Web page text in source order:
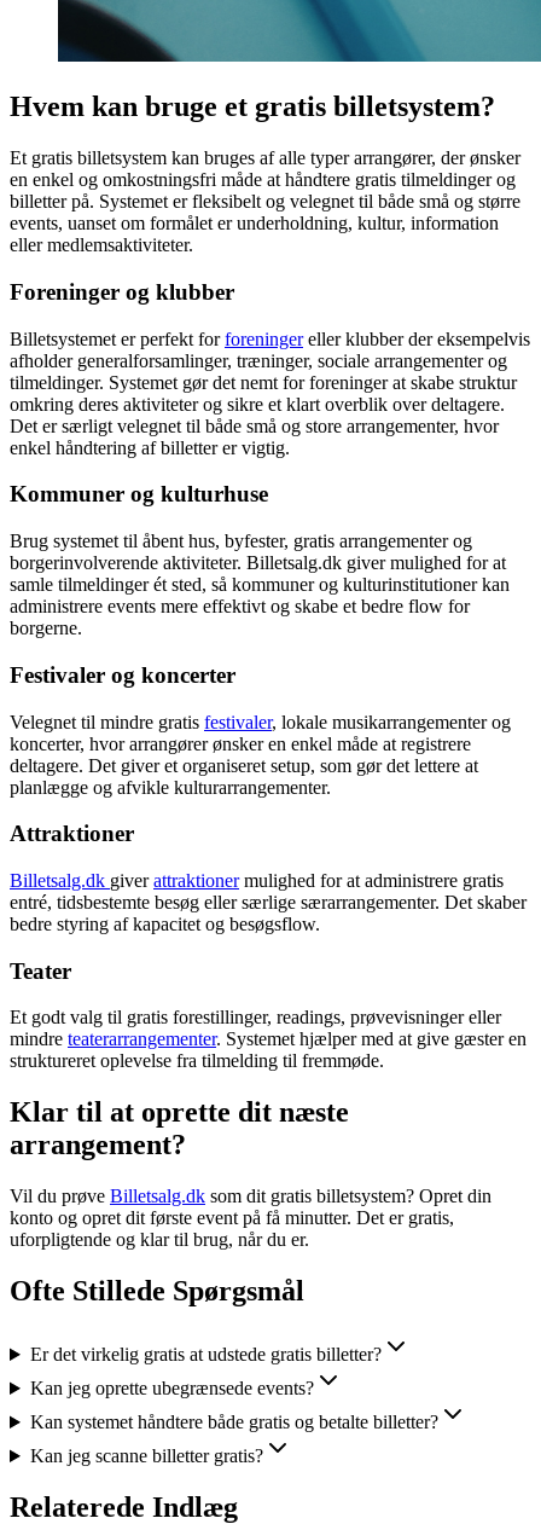
Hvem kan bruge et gratis billetsystem?
Et gratis billetsystem kan bruges af alle typer arrangører, der ønsker
en enkel og omkostningsfri måde at håndtere gratis tilmeldinger og
billetter på. Systemet er fleksibelt og velegnet til både små og større
events, uanset om formålet er underholdning, kultur, information
eller medlemsaktiviteter.
Foreninger og klubber
Billetsystemet er perfekt forforeningereller klubber der eksempelvis
afholder generalforsamlinger, træninger, sociale arrangementer og
tilmeldinger. Systemet gør det nemt for foreninger at skabe struktur
omkring deres aktiviteter og sikre et klart overblik over deltagere.
Det er særligt velegnet til både små og store arrangementer, hvor
enkel håndtering af billetter er vigtig.
Kommuner og kulturhuse
Brug systemet til åbent hus, byfester, gratis arrangementer og
borgerinvolverende aktiviteter. Billetsalg.dk giver mulighed for at
samle tilmeldinger ét sted, så kommuner og kulturinstitutioner kan
administrere events mere effektivt og skabe et bedre flow for
borgerne.
Festivaler og koncerter
Velegnet til mindre gratis festivaler, lokale musikarrangementer og
koncerter, hvor arrangører ønsker en enkel måde at registrere
deltagere. Det giver et organiseret setup, som gør det lettere at
planlægge og afvikle kulturarrangementer.
Attraktioner
Billetsalg.dk giverattraktionermulighed for at administrere gratis
entré, tidsbestemte besøg eller særlige særarrangementer. Det skaber
bedre styring af kapacitet og besøgsflow.
Teater
Et godt valg til gratis forestillinger, readings, prøvevisninger eller
mindre teaterarrangementer. Systemet hjælper med at give gæster en
struktureret oplevelse fra tilmelding til fremmøde.
Klar til at oprette dit næste
arrangement?
Vil du prøve Billetsalg.dk som dit gratis billetsystem? Opret din
konto og opret dit første event på få minutter. Det er gratis,
uforpligtende og klar til brug, når du er.
Ofte Stillede Spørgsmål
Er det virkelig gratis at udstede gratis billetter?
Kan jeg oprette ubegrænsede events?
Kan systemet håndtere både gratis og betalte billetter?
Kan jeg scanne billetter gratis?
Relaterede Indlæg